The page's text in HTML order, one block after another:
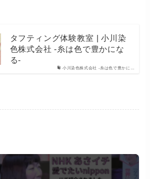
小川染色株式会社 -糸は色で豊かに…
タフティング体験教室 | 小川染
色株式会社 -糸は色で豊かにな
る-